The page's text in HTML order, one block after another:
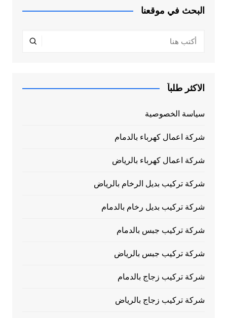
البحث في موقعنا
الاكثر طلباً
سياسة الخصوصية
شركة اعمال كهرباء بالدمام
شركة اعمال كهرباء بالرياض
شركة تركيب بديل الرخام بالرياض
شركة تركيب بديل رخام بالدمام
شركة تركيب جبس بالدمام
شركة تركيب جبس بالرياض
شركة تركيب زجاج بالدمام
شركة تركيب زجاج بالرياض